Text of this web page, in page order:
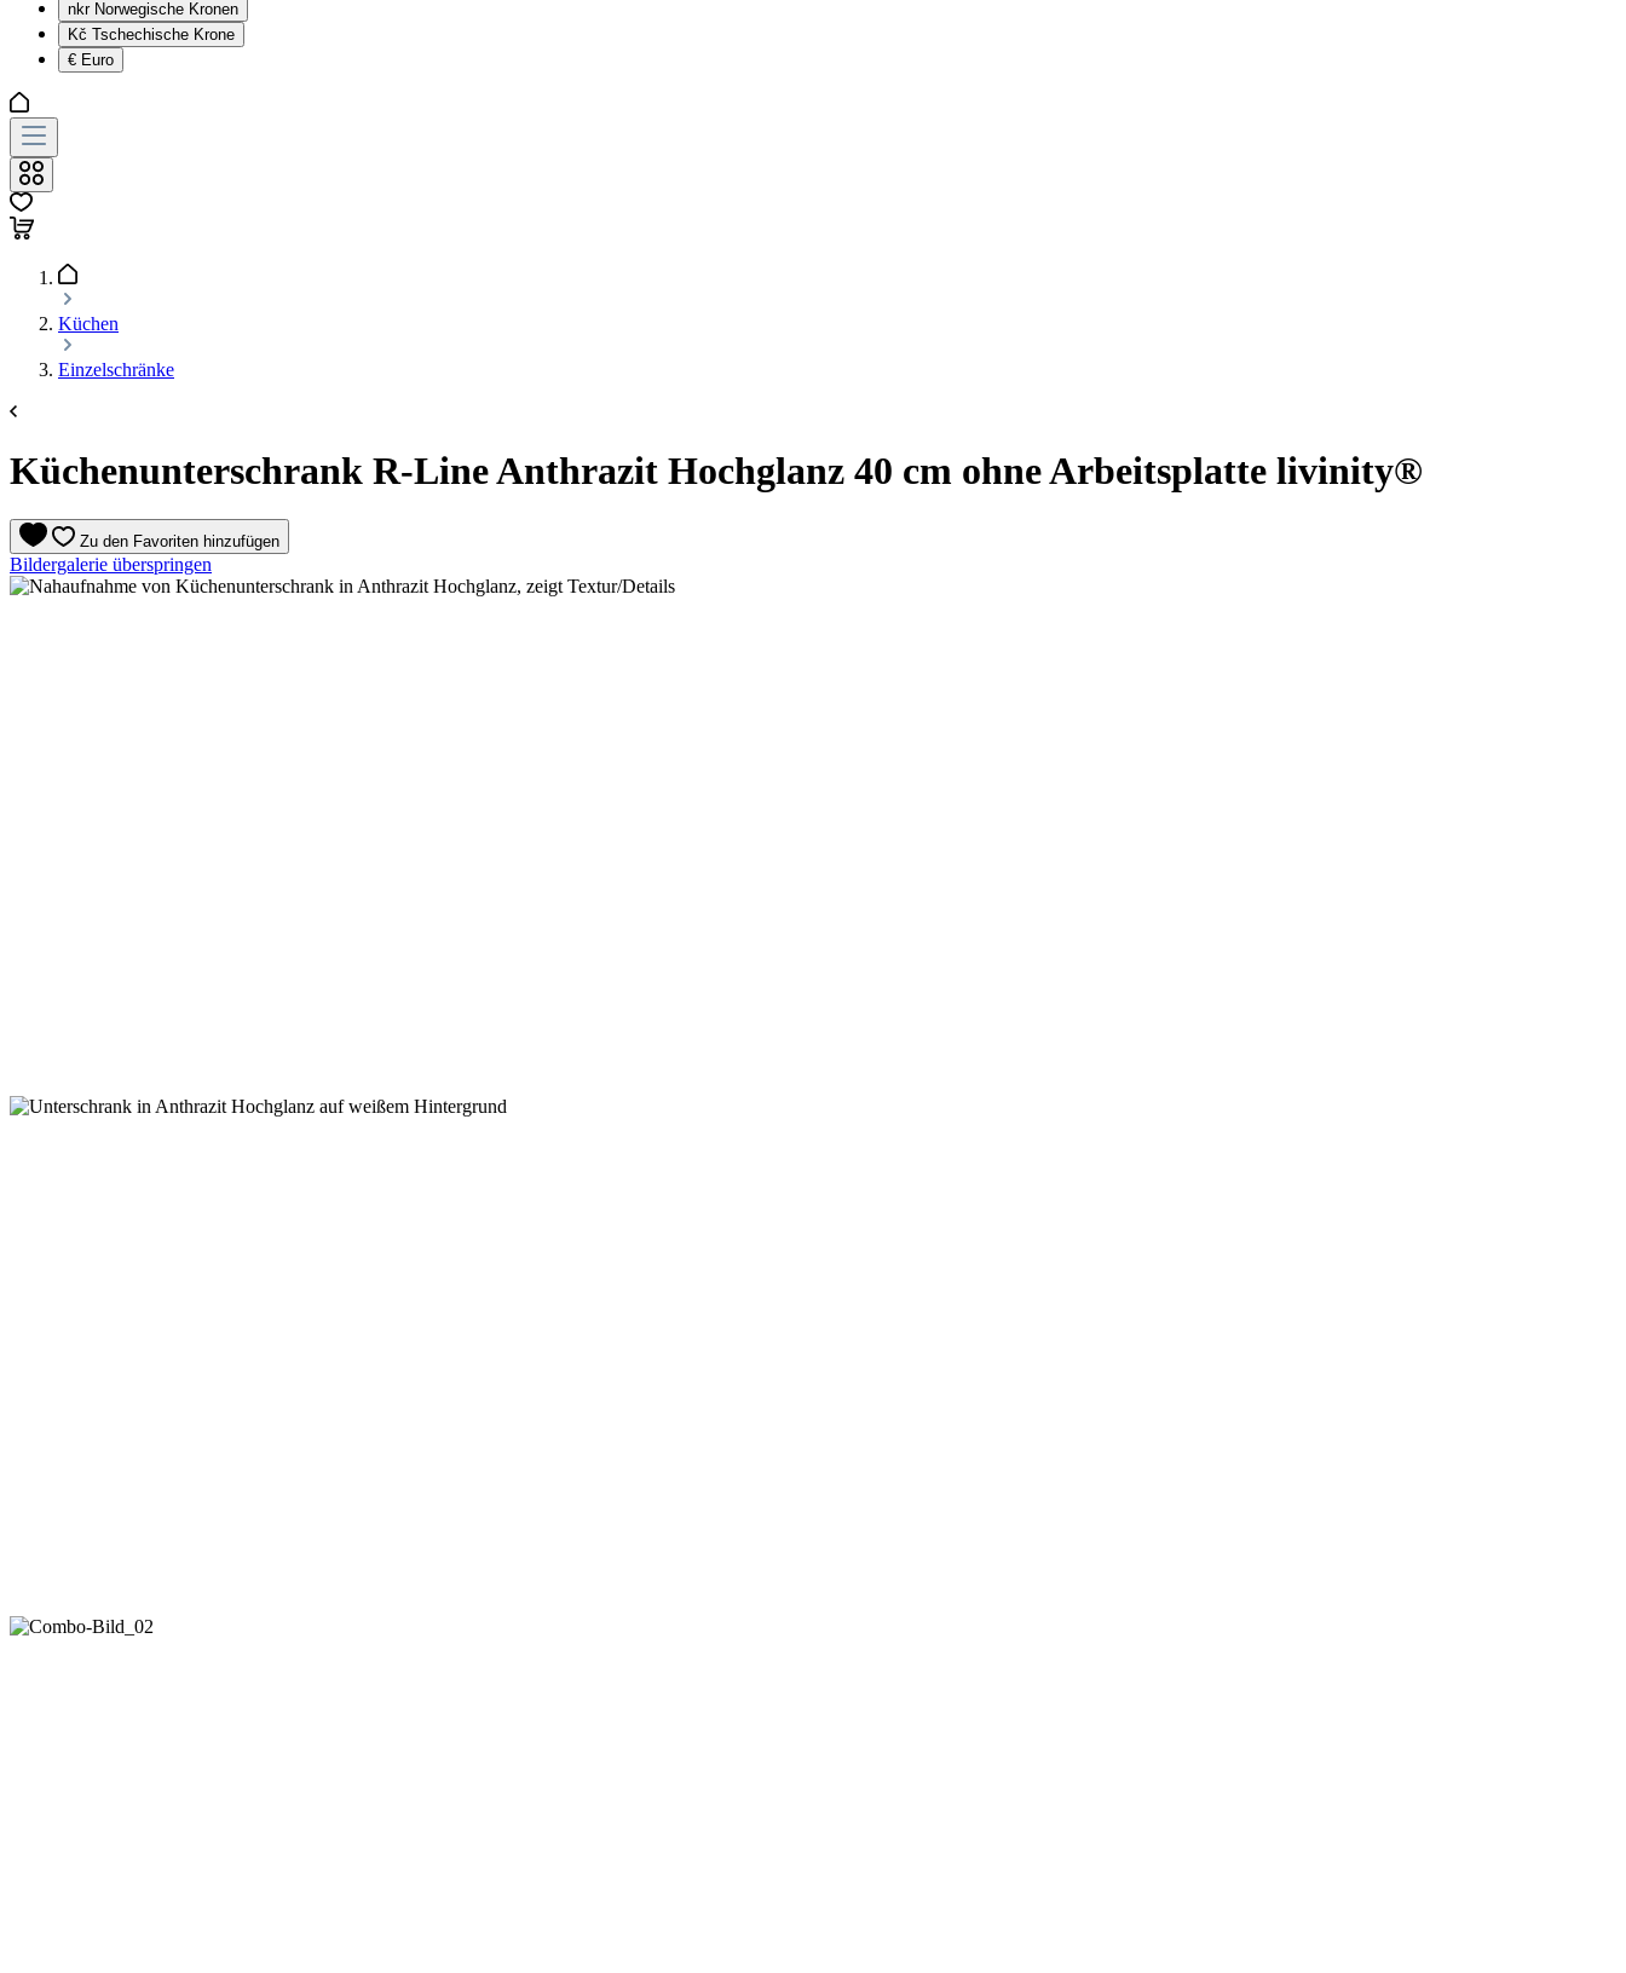
nkr Norwegische Kronen
Kč Tschechische Krone
€ Euro
Küchen
Einzelschränke
Küchenunterschrank R-Line Anthrazit Hochglanz 40 cm ohne Arbeitsplatte livinity®
Zu den Favoriten hinzufügen
Bildergalerie überspringen